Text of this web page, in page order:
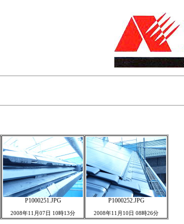
P1000251.JPG
2008年11月07日 10時13分
P1000252.JPG
2008年11月10日 08時26分